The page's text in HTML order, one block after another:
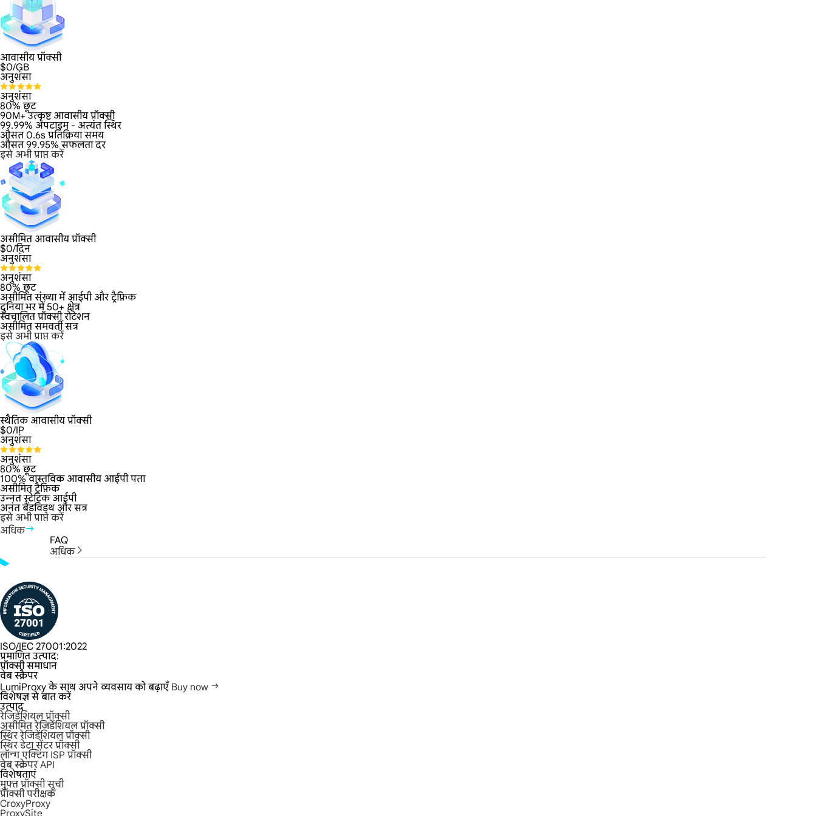
आवासीय प्रॉक्सी
$0/GB
अनुशंसा
अनुशंसा
80% छूट
90M+ उत्कृष्ट आवासीय प्रॉक्सी
99.99% अपटाइम - अत्यंत स्थिर
औसत 0.6s प्रतिक्रिया समय
औसत 99.95% सफलता दर
इसे अभी प्राप्त करें
असीमित आवासीय प्रॉक्सी
$0/दिन
अनुशंसा
अनुशंसा
80% छूट
असीमित संख्या में आईपी और ट्रैफ़िक
दुनिया भर में 50+ क्षेत्र
स्वचालित प्रॉक्सी रोटेशन
असीमित समवर्ती सत्र
इसे अभी प्राप्त करें
स्थैतिक आवासीय प्रॉक्सी
$0/IP
अनुशंसा
अनुशंसा
80% छूट
100% वास्तविक आवासीय आईपी पता
असीमित ट्रैफ़िक
उन्नत स्टेटिक आईपी
अनंत बैंडविड्थ और सत्र
इसे अभी प्राप्त करें
अधिक
FAQ
अधिक
ISO/IEC 27001:2022
प्रमाणित उत्पाद:
प्रॉक्सी समाधान
वेब स्क्रैपर
LumiProxy के साथ अपने व्यवसाय को बढ़ाएँ Buy now
विशेषज्ञ से बात करें
उत्पाद
रेजिडेंशियल प्रॉक्सी
असीमित रेजिडेंशियल प्रॉक्सी
स्थिर रेजिडेंशियल प्रॉक्सी
स्थिर डेटा सेंटर प्रॉक्सी
लॉन्ग एक्टिंग ISP प्रॉक्सी
वेब स्क्रेपर API
विशेषताएं
मुफ्त प्रॉक्सी सूची
प्रॉक्सी परीक्षक
CroxyProxy
ProxySite